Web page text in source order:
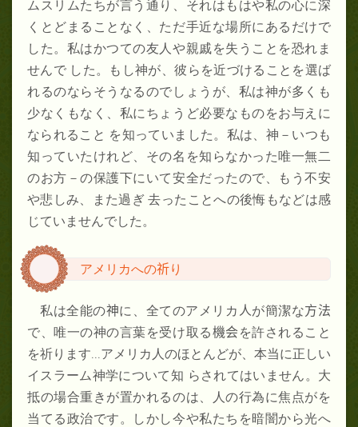
ムスリムたちが言う通り、それはもはや私の心に深
くとどまることなく、ただ手近な場所にあるだけで
した。私はかつての友人や親戚を失うことを恐れま
せんで した。もし神が、彼らを近づけることを選ば
れるのならそうなるのでしょうが、私は神が多くも
少なくもなく、私にちょうど必要なものをお与えに
なられること を知っていました。私は、神－いつも
知っていたけれど、その名を知らなかった唯一無二
のお方－の保護下にいて安全だったので、もう不安
や悲しみ、また過ぎ 去ったことへの後悔もなどは感
じていませんでした。
アメリカへの祈り
私は全能の神に、 全てのアメリカ 人が簡潔な方法
で、唯一の神の言葉を受け取る機会を許されること
を祈ります...アメリカ人のほとんどが、 本当に正しい
イスラーム神学について知 らされてはいません。大
抵の場合重きが置かれるのは、人の行為に焦点がを
当てる政治です。しかし今や私たちを暗闇から光へ